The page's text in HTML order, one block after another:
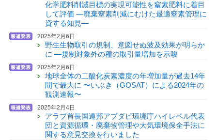
化学肥料削減目標の実現可能性を窒素肥料に着目
して評価 —廃棄窒素削減にむけた最適窒素管理に
資する知見—
2025年2月6日
野生生物取引の規制、意図せぬ波及効果が明らか
に —規制対象外の種の取引量増加を示唆
2025年2月6日
地球全体の二酸化炭素濃度の年増加量が過去14年
間で最大に 〜いぶき（GOSAT）による2024年の
観測速報〜
2025年2月4日
アラブ首長国連邦アブダビ環境庁ハイレベル代表
団と資源循環・廃棄物管理や大気環境保全手法に
関する意見交換を行いました